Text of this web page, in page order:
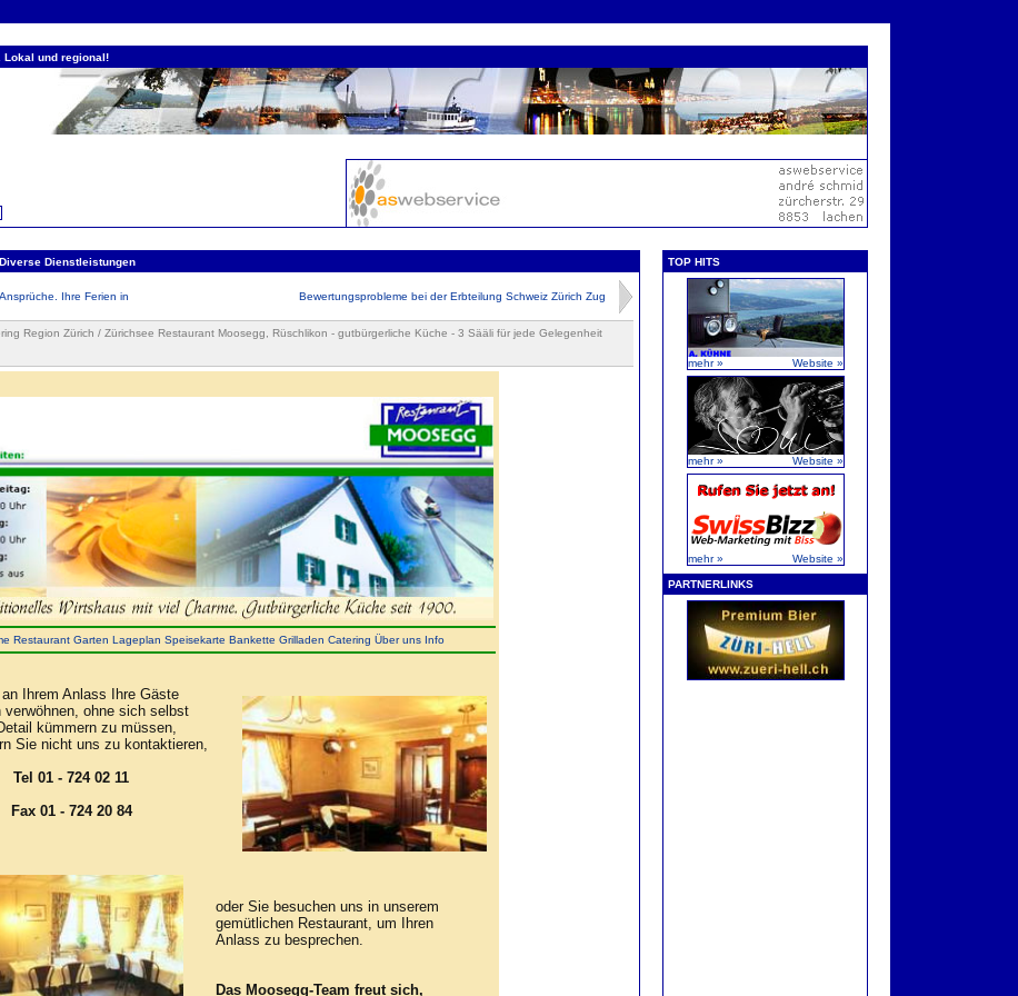
Lokal und regional!
Diverse Dienstleistungen
Ihre Ferien in Bewertungsprobleme bei der Erbteilung Schweiz Zürich Zug
Region Zürich / Zürichsee Restaurant Moosegg, Rüschlikon - gutbürgerliche Küche - 3 Sääli für jede Gelegenheit
Restaurant Garten Lageplan Speisekarte Bankette Grilladen Catering Über uns Info
Ihrem Anlass Ihre Gäste
verwöhnen, ohne sich selbst
kümmern zu müssen,
Sie nicht uns zu kontaktieren,
Tel 01 - 724 02 11
Fax 01 - 724 20 84
oder Sie besuchen uns in unserem
gemütlichen Restaurant, um Ihren
Anlass zu besprechen.
Das Moosegg-Team freut sich,
TOP HITS
mehr » Website »
mehr » Website »
mehr » Website »
PARTNERLINKS